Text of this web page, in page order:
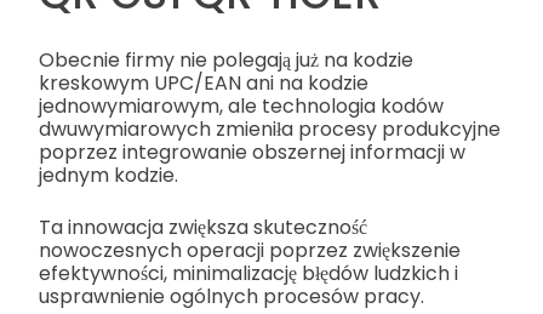
Obecnie firmy nie polegają już na kodzie
kreskowym UPC/EAN ani na kodzie
jednowymiarowym, ale technologia kodów
dwuwymiarowych zmieniła procesy produkcyjne
poprzez integrowanie obszernej informacji w
jednym kodzie.
Ta innowacja zwiększa skuteczność
nowoczesnych operacji poprzez zwiększenie
efektywności, minimalizację błędów ludzkich i
usprawnienie ogólnych procesów pracy.